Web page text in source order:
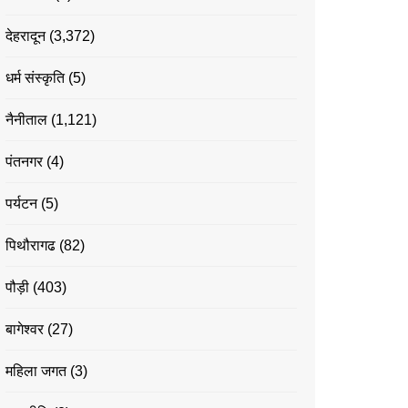
देहरादून(3,372)
धर्म संस्कृति(5)
नैनीताल (1,121)
पंतनगर(4)
पर्यटन(5)
पिथौरागढ (82)
पौड़ी (403)
बागेश्वर(27)
महिला जगत(3)